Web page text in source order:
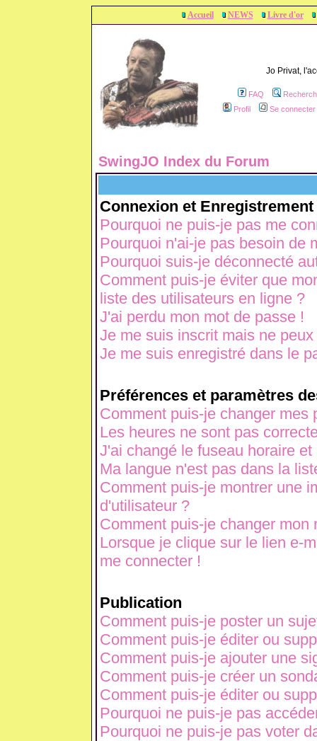
Accueil NEWS Livre d'or
Jo Privat,
FAQ
Profil
Se
SwingJO Index du Forum
Connexion et Enregistrement
Pourquoi ne puis-je pas me
Pourquoi n'ai-je pas besoin de
Pourquoi suis-je déconnecté
Comment puis-je éviter que
liste des utilisateurs en ligne ?
J'ai perdu mon mot de passe !
Je me suis inscrit mais ne
Je me suis enregistré dans le
Préférences et paramètres
Comment puis-je changer mes
Les heures ne sont pas
J'ai changé le fuseau horaire
Ma langue n'est pas dans la
Comment puis-je montrer une
d'utilisateur ?
Comment puis-je changer mon
Lorsque je clique sur le lien e-
me connecter !
Publication
Comment puis-je poster un
Comment puis-je éditer ou
Comment puis-je ajouter une
Comment puis-je créer un
Comment puis-je éditer ou
Pourquoi ne puis-je pas
Pourquoi ne puis-je pas voter